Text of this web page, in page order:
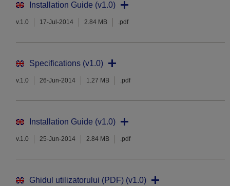
Installation Guide (v1.0)
v.1.0 17-Jul-2014 2.84 MB .pdf
Specifications (v1.0)
v.1.0 26-Jun-2014 1.27 MB .pdf
Installation Guide (v1.0)
v.1.0 25-Jun-2014 2.84 MB .pdf
Ghidul utilizatorului (PDF) (v1.0)